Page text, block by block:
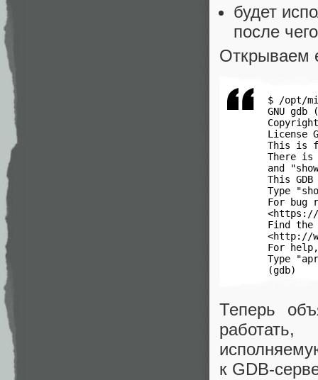
будет
после
Открываем
$ /opt/
GNU
License
This is
There is
and
This
Type
For bug
<https://
Find the
<http://
For
Type
(gdb)
Теперь
к GDB-